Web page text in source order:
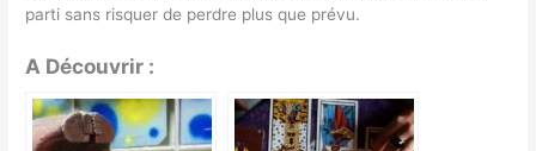
parti sans risquer de perdre plus que prévu.
A Découvrir :